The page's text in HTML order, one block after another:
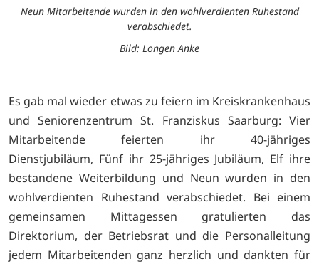
Neun Mitarbeitende wurden in den wohlverdienten Ruhestand
verabschiedet.
Bild: Longen Anke
Es gab mal wieder etwas zu feiern im Kreiskrankenhaus
und Seniorenzentrum St. Franziskus Saarburg: Vier
Mitarbeitende feierten ihr 40-jähriges
Dienstjubiläum, Fünf ihr 25-jähriges Jubiläum, Elf ihre
bestandene Weiterbildung und Neun wurden in den
wohlverdienten Ruhestand verabschiedet. Bei einem
gemeinsamen Mittagessen gratulierten das
Direktorium, der Betriebsrat und die Personalleitung
jedem Mitarbeitenden ganz herzlich und dankten für